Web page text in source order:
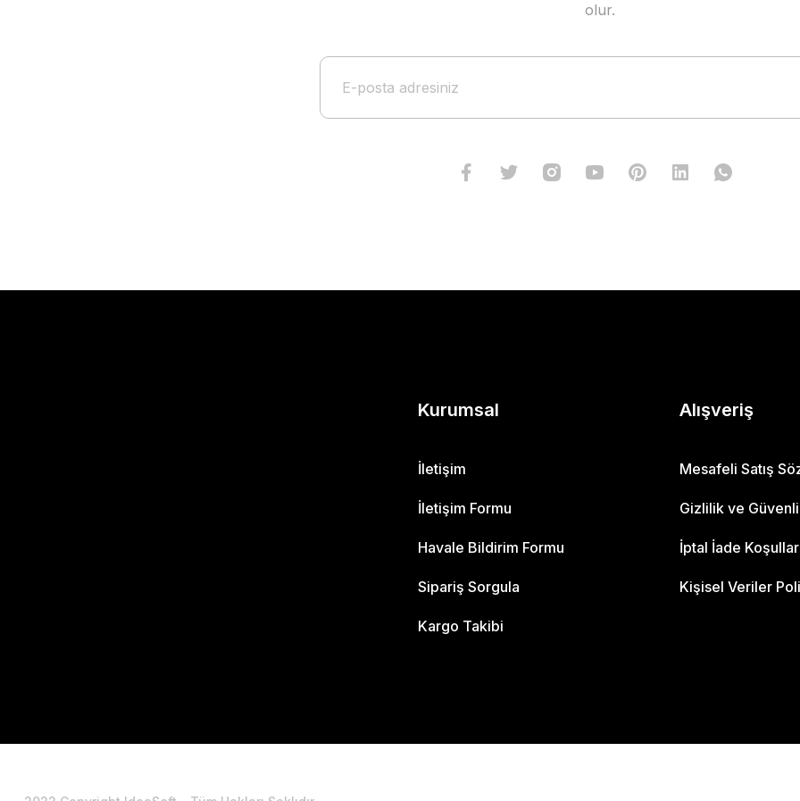
olur.
Kurumsal
İletişim
İletişim Formu
Havale Bildirim Formu
Sipariş Sorgula
Kargo Takibi
Alışveriş
Mesafeli Satış
Gizlilik ve
İptal İade
Kişisel Veriler